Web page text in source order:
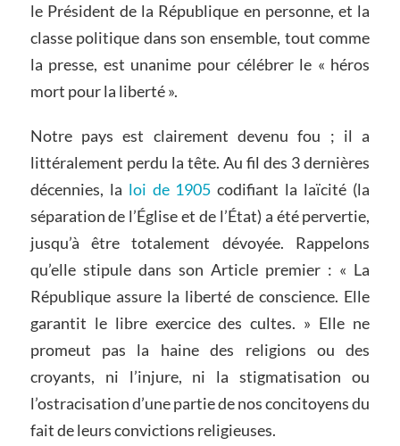
le Président de la République en personne, et la
classe politique dans son ensemble, tout comme
la presse, est unanime pour célébrer le « héros
mort pour la liberté ».
Notre pays est clairement devenu fou ; il a
littéralement perdu la tête. Au fil des 3 dernières
décennies, la loi de 1905 codifiant la laïcité (la
séparation de l’Église et de l’État) a été pervertie,
jusqu’à être totalement dévoyée. Rappelons
qu’elle stipule dans son Article premier : « La
République assure la liberté de conscience. Elle
garantit le libre exercice des cultes. » Elle ne
promeut pas la haine des religions ou des
croyants, ni l’injure, ni la stigmatisation ou
l’ostracisation d’une partie de nos concitoyens du
fait de leurs convictions religieuses.